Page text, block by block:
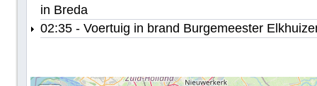
in Breda
02:35 - Voertuig in brand Burgemeester